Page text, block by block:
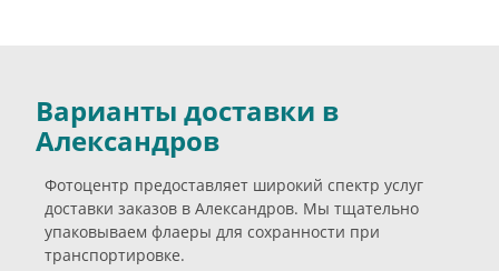
Варианты доставки в
Александров
Фотоцентр предоставляет широкий спектр услуг
доставки заказов в Александров. Мы тщательно
упаковываем флаеры для сохранности при
транспортировке.